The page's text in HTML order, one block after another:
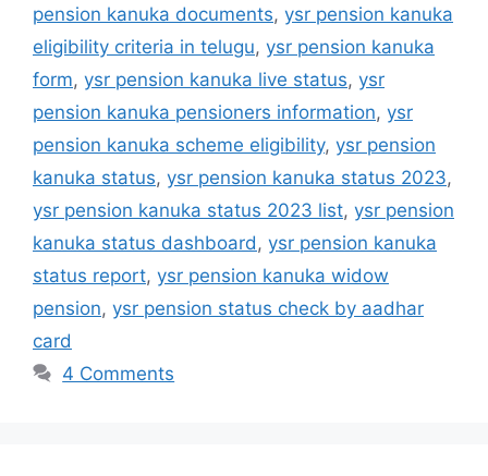
pension kanuka documents, ysr pension kanuka
eligibility criteria in telugu, ysr pension kanuka
form, ysr pension kanuka live status, ysr
pension kanuka pensioners information, ysr
pension kanuka scheme eligibility, ysr pension
kanuka status, ysr pension kanuka status 2023,
ysr pension kanuka status 2023 list, ysr pension
kanuka status dashboard, ysr pension kanuka
status report, ysr pension kanuka widow
pension, ysr pension status check by aadhar
card
4 Comments